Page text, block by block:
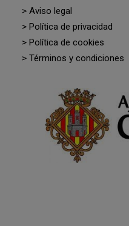
> Aviso legal
> Política de privacidad
> Política de cookies
> Términos y condiciones